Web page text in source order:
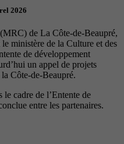
2026
de La Côte-de-Beaupré,
ministère de la Culture et des
de développement
un appel de projets
Côte-de-Beaupré.
le cadre de l’Entente de
entre les partenaires.